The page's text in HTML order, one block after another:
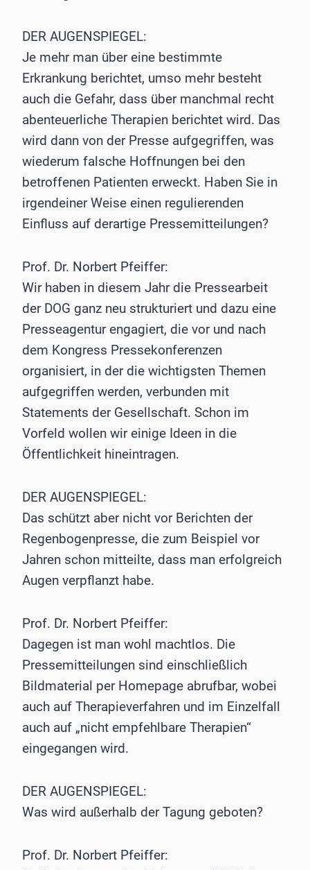
DER AUGENSPIEGEL:
Je mehr man über eine bestimmte
Erkrankung berichtet, umso mehr besteht
auch die Gefahr, dass über manchmal recht
abenteuerliche Therapien berichtet wird. Das
wird dann von der Presse aufgegriffen, was
wiederum falsche Hoffnungen bei den
betroffenen Patienten erweckt. Haben Sie in
irgendeiner Weise einen regulierenden
Einfluss auf derartige Pressemitteilungen?
Prof. Dr. Norbert Pfeiffer:
Wir haben in diesem Jahr die Pressearbeit
der DOG ganz neu strukturiert und dazu eine
Presseagentur engagiert, die vor und nach
dem Kongress Pressekonferenzen
organisiert, in der die wichtigsten Themen
aufgegriffen werden, verbunden mit
Statements der Gesellschaft. Schon im
Vorfeld wollen wir einige Ideen in die
Öffentlichkeit hineintragen.
DER AUGENSPIEGEL:
Das schützt aber nicht vor Berichten der
Regenbogenpresse, die zum Beispiel vor
Jahren schon mitteilte, dass man erfolgreich
Augen verpflanzt habe.
Prof. Dr. Norbert Pfeiffer:
Dagegen ist man wohl machtlos. Die
Pressemitteilungen sind einschließlich
Bildmaterial per Homepage abrufbar, wobei
auch auf Therapieverfahren und im Einzelfall
auch auf „nicht empfehlbare Therapien“
eingegangen wird.
DER AUGENSPIEGEL:
Was wird außerhalb der Tagung geboten?
Prof. Dr. Norbert Pfeiffer: